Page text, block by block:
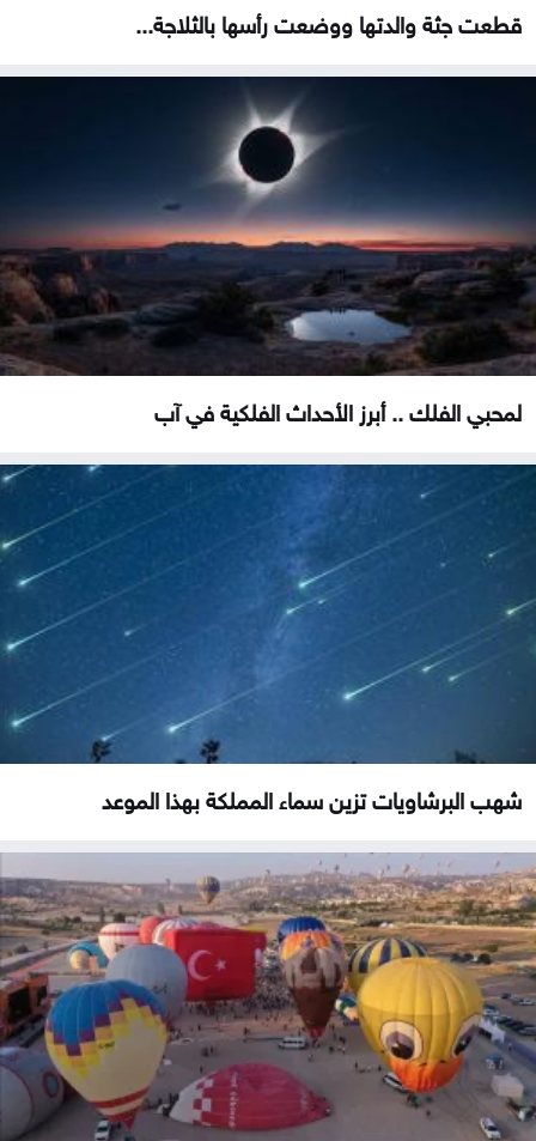
قطعت جثة والدتها ووضعت رأسها بالثلاجة...
لمحبي الفلك .. أبرز الأحداث الفلكية في آب
شهب البرشاويات تزين سماء المملكة بهذا الموعد